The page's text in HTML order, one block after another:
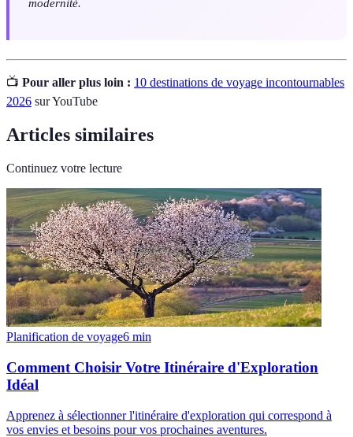
modernité.
📺 Pour aller plus loin : 10 destinations de voyage incontournables
2026 sur YouTube
Articles similaires
Continuez votre lecture
Planification de voyage6 min
Comment Choisir Votre Itinéraire d'Exploration
Idéal
Apprenez à sélectionner l'itinéraire d'exploration qui correspond à
vos envies et besoins pour vos prochaines aventures.